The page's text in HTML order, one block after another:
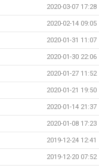
2020-03-07 17:28
2020-02-14 09:05
2020-01-31 11:07
2020-01-30 22:06
2020-01-27 11:52
2020-01-21 19:50
2020-01-14 21:37
2020-01-08 17:23
2019-12-24 12:41
2019-12-20 07:52